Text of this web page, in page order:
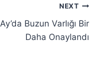
NEXT
Ay’da Buzun Varlığı Bir
Daha Onaylandı